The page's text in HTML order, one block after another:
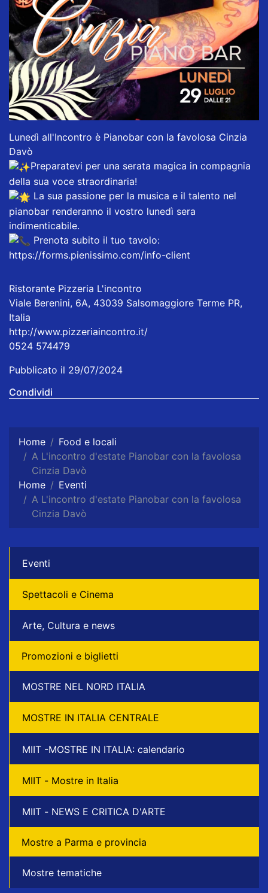
Lunedì all'Incontro è Pianobar con la favolosa Cinzia
Davò
Preparatevi per una serata magica in compagnia
della sua voce straordinaria!
La sua passione per la musica e il talento nel
pianobar renderanno il vostro lunedì sera
indimenticabile.
Prenota subito il tuo tavolo:
https://forms.pienissimo.com/info-client
Ristorante Pizzeria L'incontro
Viale Berenini, 6A, 43039 Salsomaggiore Terme PR,
Italia
http://www.pizzeriaincontro.it/
0524 574479
Pubblicato il 29/07/2024
Condividi
Home
Food e locali
A L'incontro d'estate Pianobar con la favolosa
Cinzia Davò
Home
Eventi
A L'incontro d'estate Pianobar con la favolosa
Cinzia Davò
Eventi
Spettacoli e Cinema
Arte, Cultura e news
Promozioni e biglietti
MOSTRE NEL NORD ITALIA
MOSTRE IN ITALIA CENTRALE
MIIT -MOSTRE IN ITALIA: calendario
MIIT - Mostre in Italia
MIIT - NEWS E CRITICA D'ARTE
Mostre a Parma e provincia
Mostre tematiche